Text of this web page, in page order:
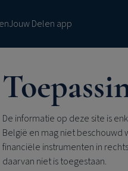
Jouw Delen app
De informatie op deze site is
België en mag niet beschouwd
financiële instrumenten in
daarvan niet is toegestaan.